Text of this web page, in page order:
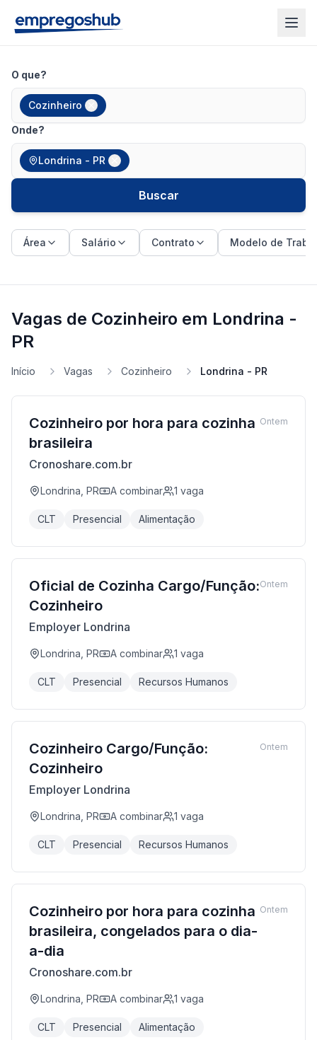
O que?
Cozinheiro
Onde?
Londrina - PR
Buscar
Área Salário Contrato Modelo de
Vagas de Cozinheiro em Londrina -
PR
Início Vagas Cozinheiro Londrina - PR
Cozinheiro por hora para cozinha
brasileira
Cronoshare.com.br
Londrina, PR A combinar 1 vaga
CLT Presencial Alimentação
Ontem
Oficial de Cozinha Cargo/Função:
Cozinheiro
Employer Londrina
Londrina, PR A combinar 1 vaga
CLT Presencial Recursos Humanos
Ontem
Cozinheiro Cargo/Função:
Cozinheiro
Employer Londrina
Londrina, PR A combinar 1 vaga
CLT Presencial Recursos Humanos
Ontem
Cozinheiro por hora para cozinha
brasileira, congelados para o dia-
a-dia
Cronoshare.com.br
Londrina, PR A combinar 1 vaga
CLT Presencial Alimentação
Ontem